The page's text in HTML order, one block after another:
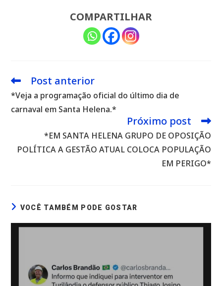
COMPARTILHAR
Leia
artigos
Post anterior
*Veja a programação oficial do último dia de
carnaval em Santa Helena.*
Próximo post
*EM SANTA HELENA GRUPO DE OPOSIÇÃO
POLÍTICA A GESTÃO ATUAL COLOCA POPULAÇÃO
EM PERIGO*
VOCÊ TAMBÉM PODE GOSTAR